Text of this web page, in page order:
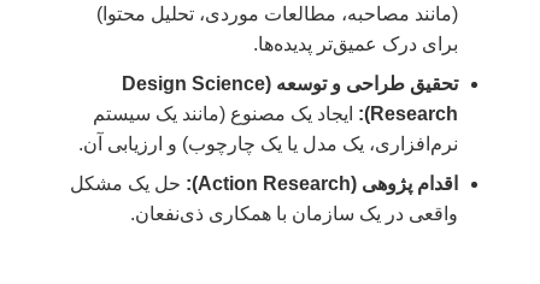
(مانند مصاحبه، مطالعات موردی، تحلیل محتوا)
برای درک عمیق‌تر پدیده‌ها.
تحقیق طراحی و توسعه (Design Science
Research):
ایجاد یک مصنوع (مانند یک سیستم
نرم‌افزاری، یک مدل یا یک چارچوب) و ارزیابی آن.
اقدام پژوهی (Action Research):
حل یک مشکل
واقعی در یک سازمان با همکاری ذی‌نفعان.